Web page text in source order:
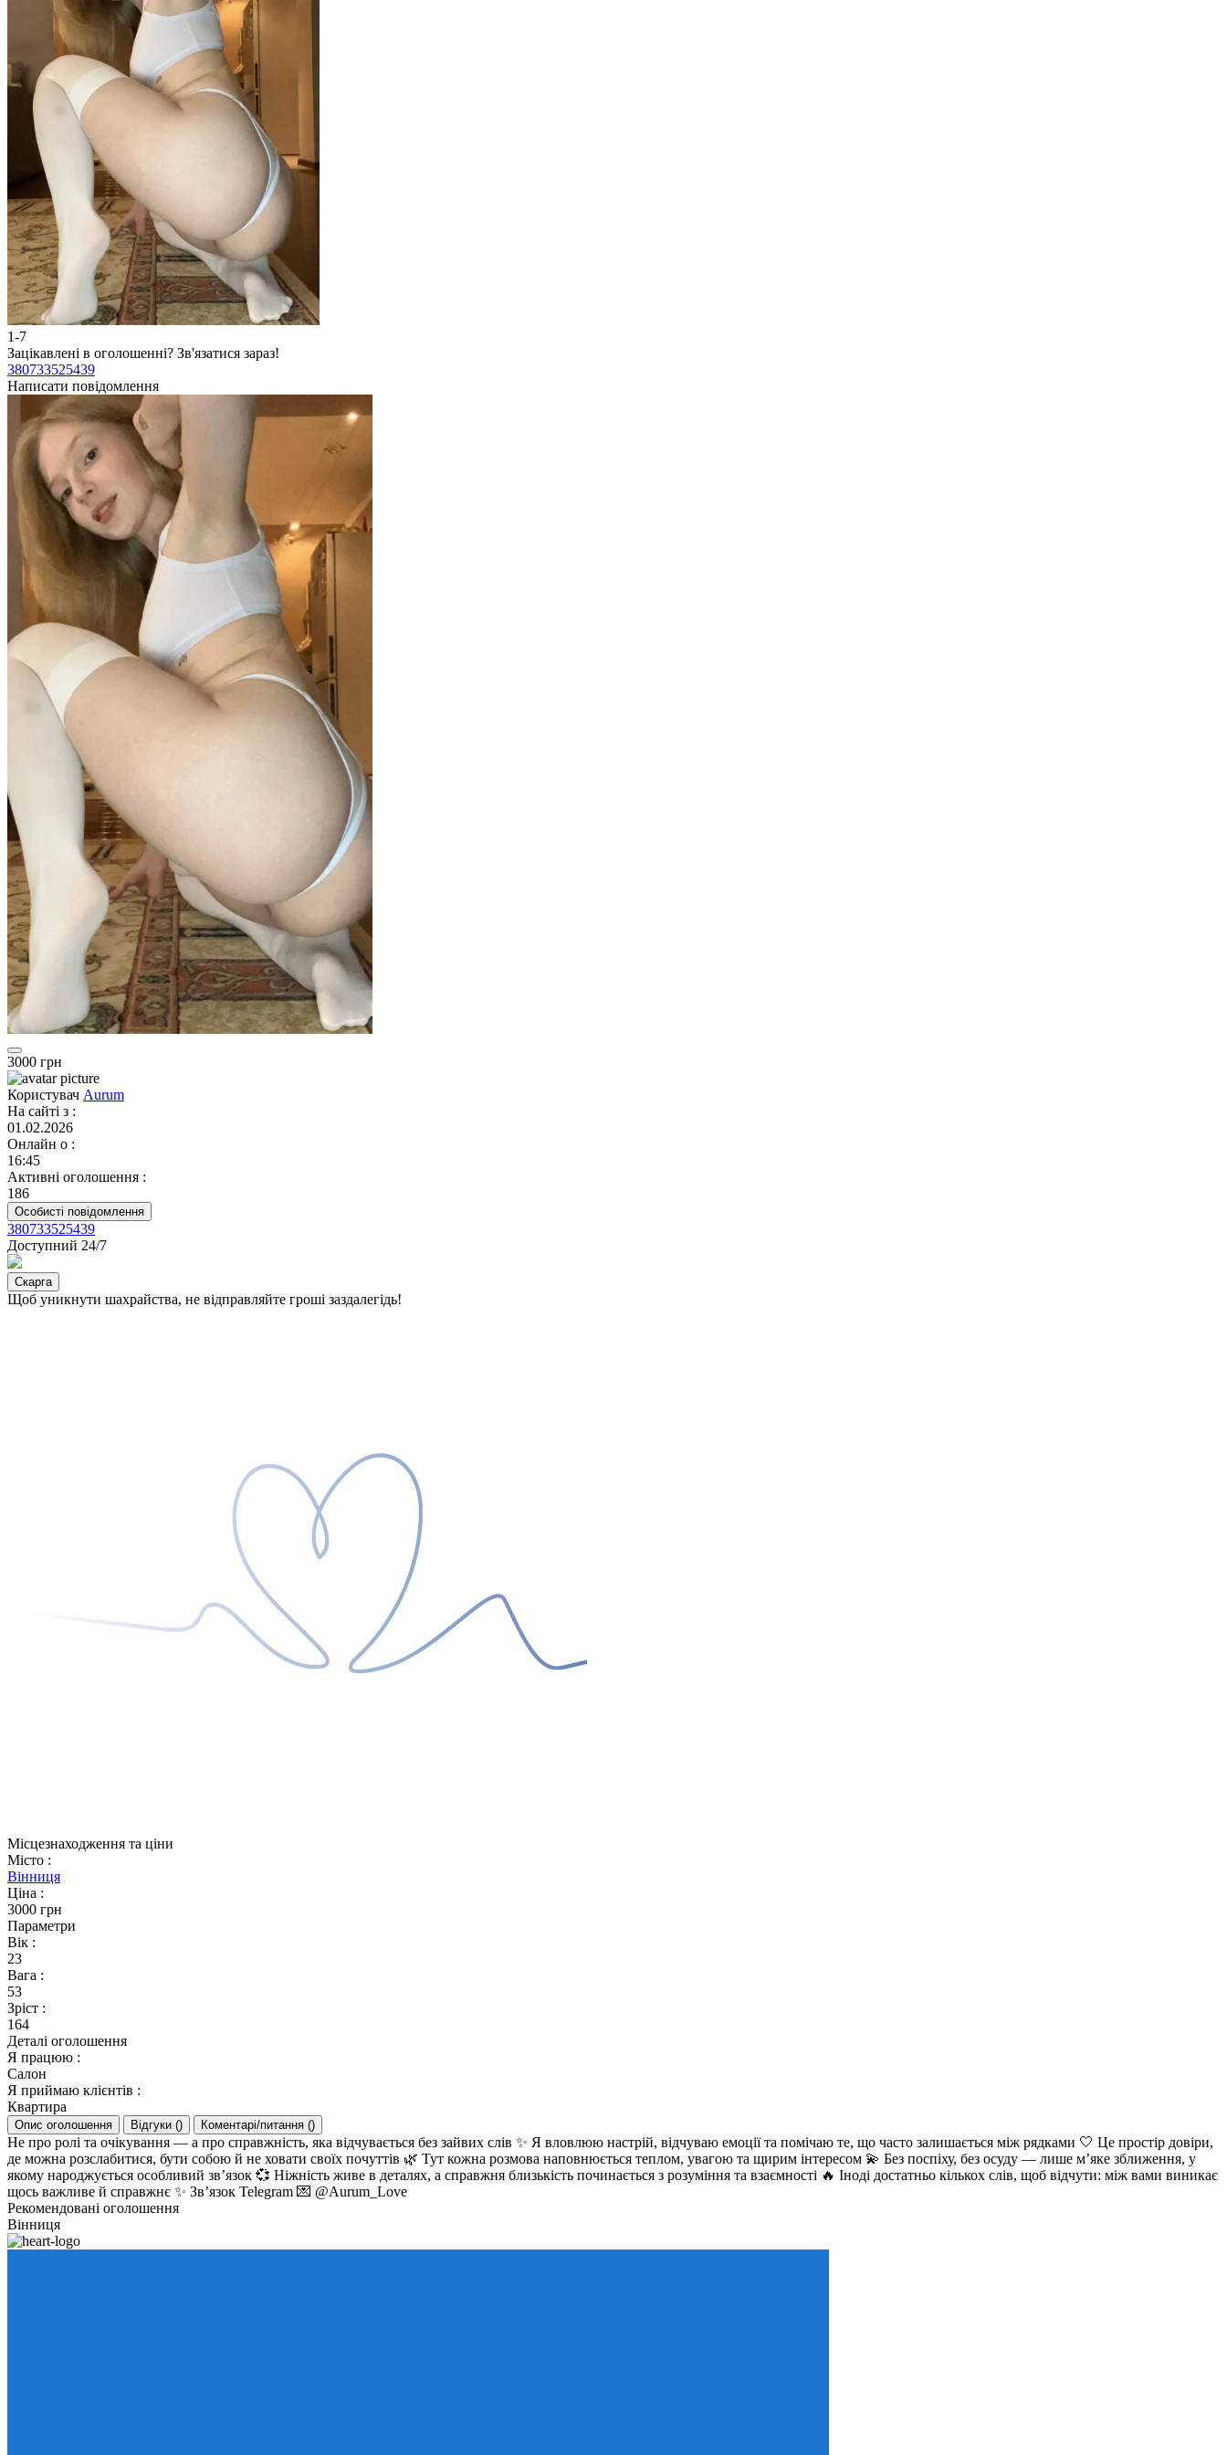
1-7
Зацікавлені в оголошенні? Зв'язатися зараз!
380733525439
Написати повідомлення
3000 грн
Користувач Aurum
На сайті з :
01.02.2026
Онлайн о :
16:45
Активні оголошення :
186
Особисті повідомлення
380733525439
Доступний 24/7
Скарга
Щоб уникнути шахрайства, не відправляйте гроші заздалегідь!
Місцезнаходження та ціни
Місто :
Вінниця
Ціна :
3000 грн
Параметри
Вік :
23
Вага :
53
Зріст :
164
Деталі оголошення
Я працюю :
Салон
Я приймаю клієнтів :
Квартира
Опис оголошення Відгуки () Коментарі/питання ()
Не про ролі та очікування — а про справжність, яка відчувається без зайвих слів ✨ Я вловлюю настрій, відчуваю емоції та помічаю те, що часто залишається між рядками 🤍 Це простір довіри,
де можна розслабитися, бути собою й не ховати своїх почуттів 🌿 Тут кожна розмова наповнюється теплом, увагою та щирим інтересом 💫 Без поспіху, без осуду — лише м’яке зближення, у
якому народжується особливий зв’язок 💞 Ніжність живе в деталях, а справжня близькість починається з розуміння та взаємності 🔥 Іноді достатньо кількох слів, щоб відчути: між вами виникає
щось важливе й справжнє ✨ Зв’язок Telegram 💌 @Aurum_Love
Рекомендовані оголошення
Вінниця